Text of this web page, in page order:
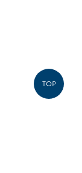
TOP